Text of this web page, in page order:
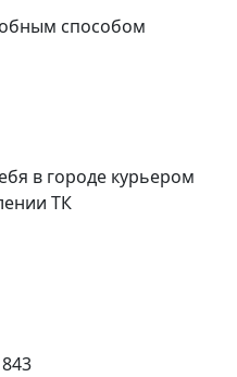
способом
в городе курьером
ТК